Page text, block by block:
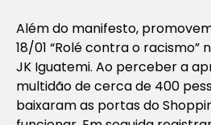
Além do manifesto,
18/01 “Rolé contra o racismo”
JK Iguatemi. Ao perceber a
multidão de cerca de 400
baixaram as portas do